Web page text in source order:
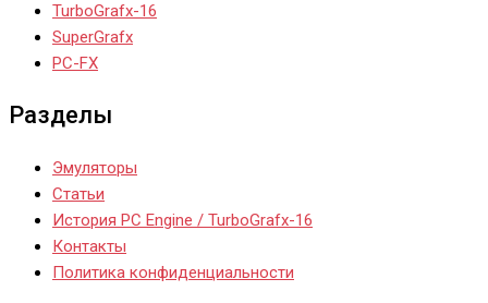
TurboGrafx-16
SuperGrafx
PC-FX
Разделы
Эмуляторы
Статьи
История PC Engine / TurboGrafx-16
Контакты
Политика конфиденциальности